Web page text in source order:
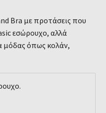
Bra με προτάσεις που
εσώρουχο, αλλά
μόδας όπως κολάν,